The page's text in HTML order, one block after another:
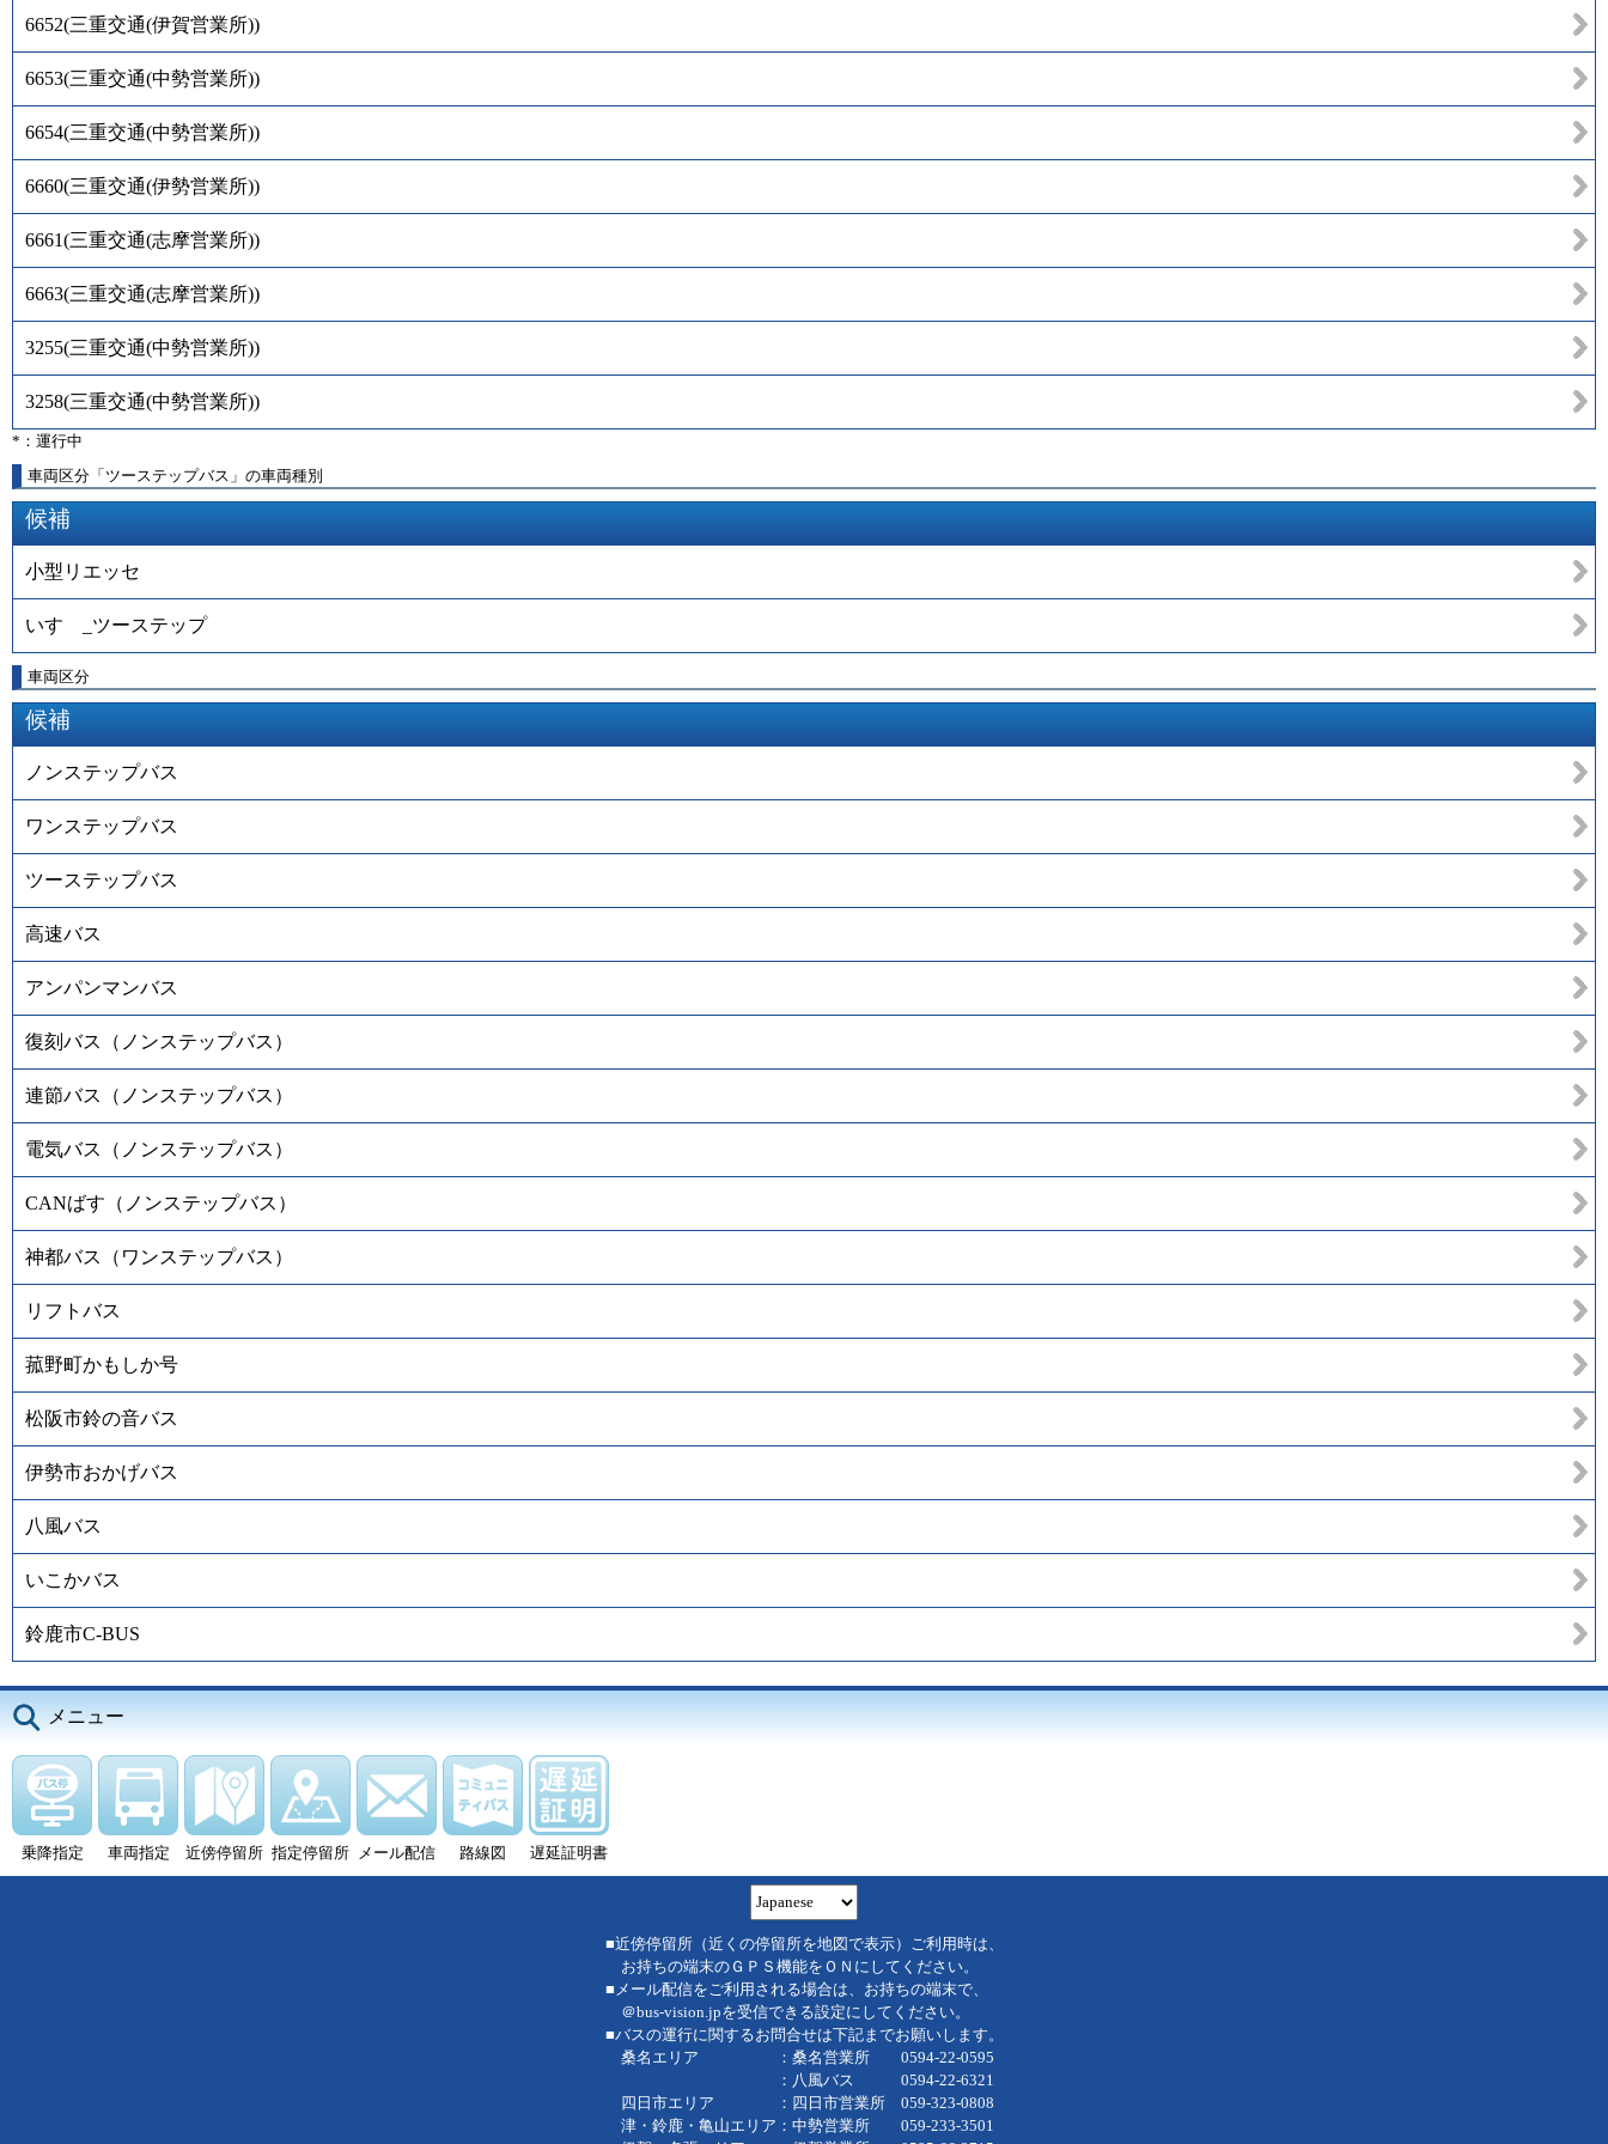
6652(三重交通(伊賀営業所))
6653(三重交通(中勢営業所))
6654(三重交通(中勢営業所))
6660(三重交通(伊勢営業所))
6661(三重交通(志摩営業所))
6663(三重交通(志摩営業所))
3255(三重交通(中勢営業所))
3258(三重交通(中勢営業所))
*：運行中
車両区分「ツーステップバス」の車両種別
候補
小型リエッセ
いすゞ_ツーステップ
車両区分
候補
ノンステップバス
ワンステップバス
ツーステップバス
高速バス
アンパンマンバス
復刻バス（ノンステップバス）
連節バス（ノンステップバス）
電気バス（ノンステップバス）
CANばす（ノンステップバス）
神都バス（ワンステップバス）
リフトバス
菰野町かもしか号
松阪市鈴の音バス
伊勢市おかげバス
八風バス
いこかバス
鈴鹿市C-BUS
メニュー
乗降指定 車両指定 近傍停留所 指定停留所 メール配信 路線図 遅延証明書
■近傍停留所（近くの停留所を地図で表示）ご利用時は、
お持ちの端末のＧＰＳ機能をＯＮにしてください。
■メール配信をご利用される場合は、お持ちの端末で、
＠bus-vision.jpを受信できる設定にしてください。
■バスの運行に関するお問合せは下記までお願いします。
桑名エリア ：桑名営業所 0594-22-0595
：八風バス 0594-22-6321
四日市エリア ：四日市営業所 059-323-0808
津・鈴鹿・亀山エリア：中勢営業所 059-233-3501